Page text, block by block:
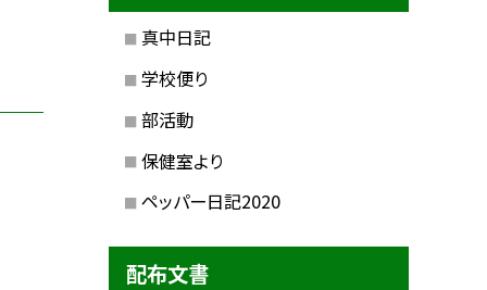
真中日記
学校便り
部活動
保健室より
ペッパー日記2020
配布文書